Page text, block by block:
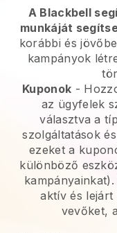
A Blackbell
munkáját
korábbi és
kampányok
Kuponok -
az ügyfelek
választva a
szolgáltatások
ezeket a
különböző
aktív és lejárt
vevőket,